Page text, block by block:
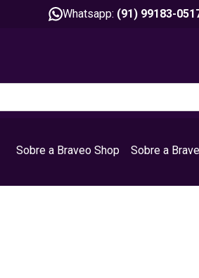
Whatsapp: (91) 99183-
Sobre a Braveo Shop Sobre a